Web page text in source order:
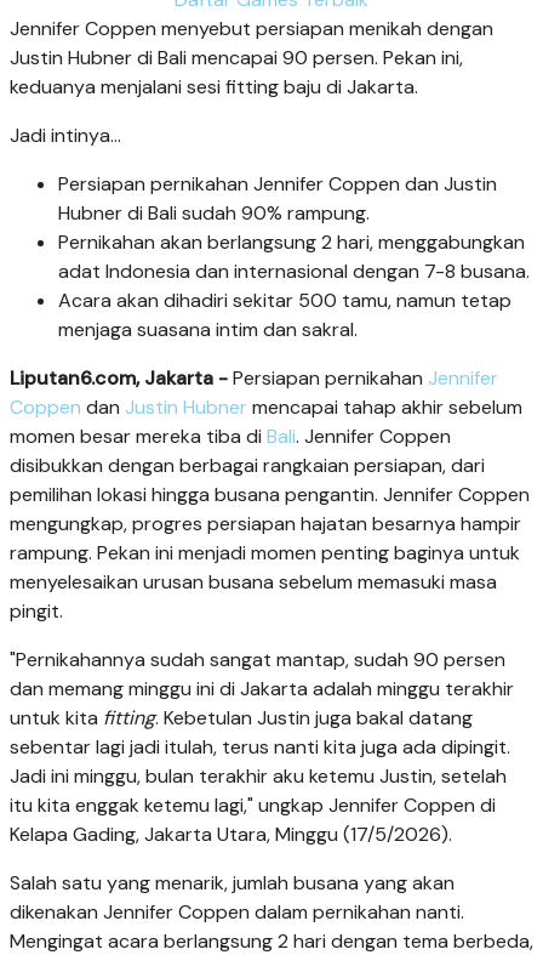
Jennifer Coppen menyebut persiapan menikah dengan
Justin Hubner di Bali mencapai 90 persen. Pekan ini,
keduanya menjalani sesi fitting baju di Jakarta.
Jadi intinya...
Persiapan pernikahan Jennifer Coppen dan Justin
Hubner di Bali sudah 90% rampung.
Pernikahan akan berlangsung 2 hari, menggabungkan
adat Indonesia dan internasional dengan 7-8 busana.
Acara akan dihadiri sekitar 500 tamu, namun tetap
menjaga suasana intim dan sakral.
Liputan6.com, Jakarta -Persiapan pernikahan Jennifer
Coppen dan Justin Hubnermencapai tahap akhir sebelum
momen besar mereka tiba di Bali. Jennifer Coppen
disibukkan dengan berbagai rangkaian persiapan, dari
pemilihan lokasi hingga busana pengantin. Jennifer Coppen
mengungkap, progres persiapan hajatan besarnya hampir
rampung. Pekan ini menjadi momen penting baginya untuk
menyelesaikan urusan busana sebelum memasuki masa
pingit.
"Pernikahannya sudah sangat mantap, sudah 90 persen
dan memang minggu ini di Jakarta adalah minggu terakhir
untuk kita fitting. Kebetulan Justin juga bakal datang
sebentar lagi jadi itulah, terus nanti kita juga ada dipingit.
Jadi ini minggu, bulan terakhir aku ketemu Justin, setelah
itu kita enggak ketemu lagi," ungkap Jennifer Coppen di
Kelapa Gading, Jakarta Utara, Minggu (17/5/2026).
Salah satu yang menarik, jumlah busana yang akan
dikenakan Jennifer Coppen dalam pernikahan nanti.
Mengingat acara berlangsung 2 hari dengan tema berbeda,